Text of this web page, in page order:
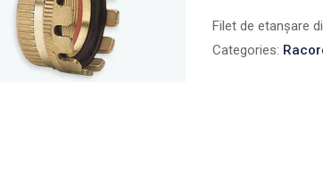
Filet de etanşare
Categories: